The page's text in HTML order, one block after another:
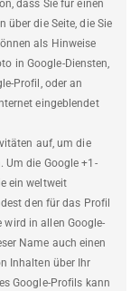
dass Sie für einen
über die Seite, die Sie
als Hinweise
in Google-Diensten,
Profil, oder an
eingeblendet
auf, um die
Um die Google +1-
ein weltweit
den für das Profil
in allen Google-
Name auch einen
Inhalten über Ihr
Google-Profils kann